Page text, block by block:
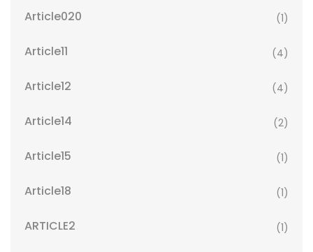
Article020 (1)
Article11 (4)
Article12 (4)
Article14 (2)
Article15 (1)
Article18 (1)
ARTICLE2 (1)